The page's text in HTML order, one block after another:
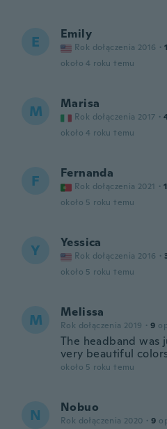
E Emily
Rok dołączenia 2016 ·
około 4 roku temu
M Marisa
Rok dołączenia 2017 ·
około 4 roku temu
F Fernanda
Rok dołączenia 2021 ·
około 5 roku temu
Y Yessica
Rok dołączenia 2016 ·
około 5 roku temu
M Melissa
Rok dołączenia 2019 · 9
The headband was
very beautiful
około 5 roku temu
N Nobuo
Rok dołączenia 2020 · 9